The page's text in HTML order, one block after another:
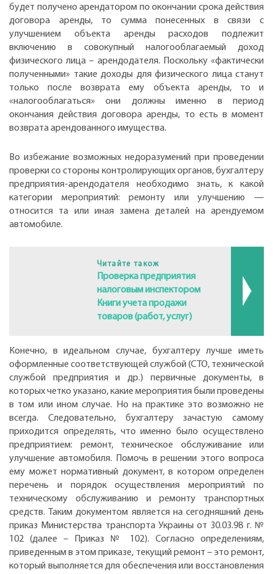
будет получено арендатором по окончании срока действия
договора аренды, то сумма понесенных в связи с
улучшением объекта аренды расходов подлежит
включению в совокупный налогооблагаемый доход
физического лица – арендодателя. Поскольку «фактически
полученными» такие доходы для физического лица станут
только после возврата ему объекта аренды, то и
«налогооблагаться» они должны именно в период
окончания действия договора аренды, то есть в момент
возврата арендованного имущества.
Во избежание возможных недоразумений при проведении
проверки со стороны контролирующих органов, бухгалтеру
предприятия-арендодателя необходимо знать, к какой
категории мероприятий: ремонту или улучшению —
относится та или иная замена деталей на арендуемом
автомобиле.
Читайте також
Проверка предприятия
налоговым инспектором
Книги учета продажи
товаров (работ, услуг)
Конечно, в идеальном случае, бухгалтеру лучше иметь
оформленные соответствующей службой (СТО, технической
службой предприятия и др.) первичные документы, в
которых четко указано, какие мероприятия были проведены
в том или ином случае. Но на практике это возможно не
всегда. Следовательно, бухгалтеру зачастую самому
приходится определять, что именно было осуществлено
предприятием: ремонт, техническое обслуживание или
улучшение автомобиля. Помочь в решении этого вопроса
ему может нормативный документ, в котором определен
перечень и порядок осуществления мероприятий по
техническому обслуживанию и ремонту транспортных
средств. Таким документом является на сегодняшний день
приказ Министерства транспорта Украины от 30.03.98 г. №
102 (далее – Приказ № 102). Согласно определениям,
приведенным в этом приказе, текущий ремонт – это ремонт,
который выполняется для обеспечения или восстановления